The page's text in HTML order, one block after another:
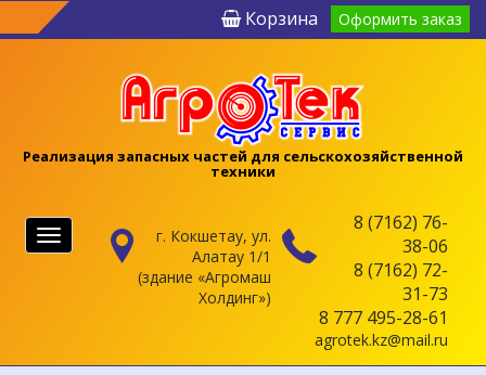
Корзина Оформить заказ
Реализация запасных частей для сельскохозяйственной
техники
8 (7162) 76-
38-06
8 (7162) 72-
31-73
8 777 495-28-61
agrotek.kz@mail.ru
г. Кокшетау, ул.
Алатау 1/1
(здание «Агромаш
Холдинг»)
Меню